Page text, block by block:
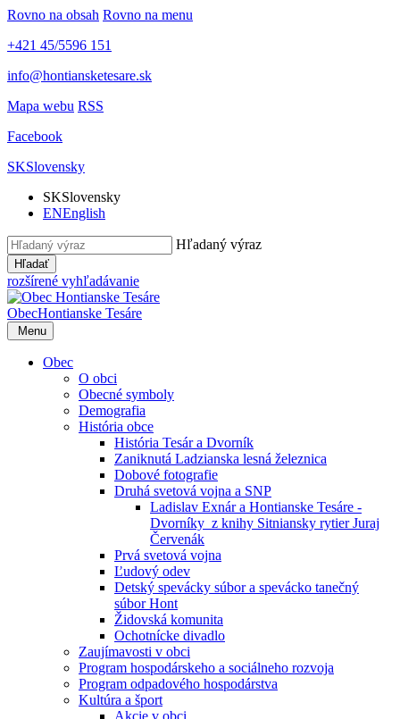
Rovno na obsah Rovno na menu
+421 45/5596 151
info@hontiansketesare.sk
Mapa webu RSS
Facebook
SKSlovensky
SKSlovensky
ENEnglish
Hľadaný výraz
Hľadať
rozšírené vyhľadávanie
ObecHontianske Tesáre
Menu
Obec
O obci
Obecné symboly
Demografia
História obce
História Tesár a Dvorník
Zaniknutá Ladzianska lesná železnica
Dobové fotografie
Druhá svetová vojna a SNP
Ladislav Exnár a Hontianske Tesáre -
Dvorníky z knihy Sitniansky rytier Juraj
Červenák
Prvá svetová vojna
Ľudový odev
Detský spevácky súbor a spevácko tanečný
súbor Hont
Židovská komunita
Ochotnícke divadlo
Zaujímavosti v obci
Program hospodárskeho a sociálneho rozvoja
Program odpadového hospodárstva
Kultúra a šport
Akcie v obci